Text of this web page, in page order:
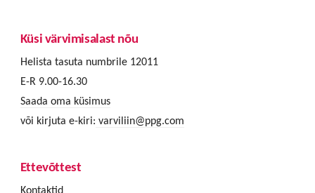
Küsi värvimisalast nõu
Helista tasuta numbrile 12011
E-R 9.00-16.30
Saada oma küsimus
või kirjuta e-kiri: varviliin@ppg.com
Ettevõttest
Kontaktid